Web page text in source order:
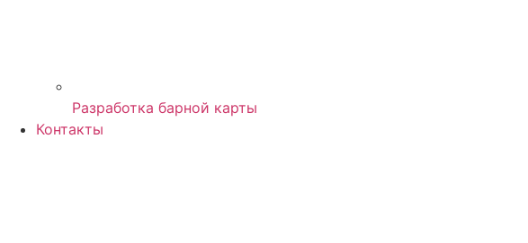
Разработка барной карты
Контакты